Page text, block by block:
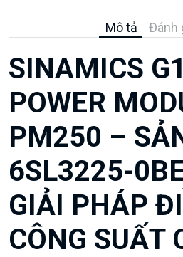
Mô tả Đánh
SINAMICS
POWER
PM250 –
6SL3225-
GIẢI PHÁP
CÔNG SUẤT